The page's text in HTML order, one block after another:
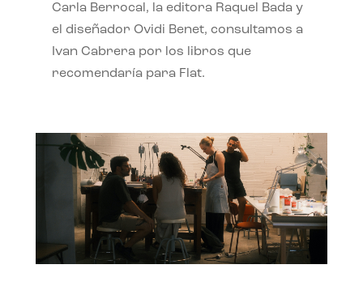
Carla Berrocal, la editora Raquel Bada y
el diseñador Ovidi Benet, consultamos a
Ivan Cabrera por los libros que
recomendaría para Flat.